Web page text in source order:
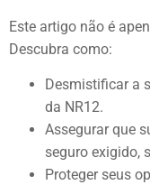
Este artigo não é
Descubra como:
Desmistificar a
da NR12.
Assegurar que
seguro exigido,
Proteger seus